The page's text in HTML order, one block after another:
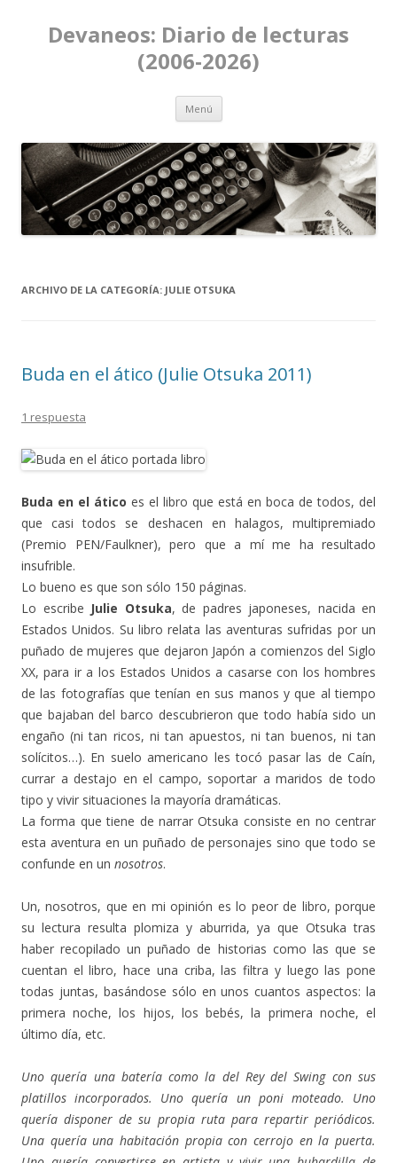
Devaneos: Diario de lecturas
(2006-2026)
Menú Ir al contenido
ARCHIVO DE LA CATEGORÍA: JULIE OTSUKA
Buda en el ático (Julie Otsuka 2011)
1 respuesta
Buda en el ático es el libro que está en boca de todos, del
que casi todos se deshacen en halagos, multipremiado
(Premio PEN/Faulkner), pero que a mí me ha resultado
insufrible.
Lo bueno es que son sólo 150 páginas.
Lo escribe Julie Otsuka, de padres japoneses, nacida en
Estados Unidos. Su libro relata las aventuras sufridas por un
puñado de mujeres que dejaron Japón a comienzos del Siglo
XX, para ir a los Estados Unidos a casarse con los hombres
de las fotografías que tenían en sus manos y que al tiempo
que bajaban del barco descubrieron que todo había sido un
engaño (ni tan ricos, ni tan apuestos, ni tan buenos, ni tan
solícitos…). En suelo americano les tocó pasar las de Caín,
currar a destajo en el campo, soportar a maridos de todo
tipo y vivir situaciones la mayoría dramáticas.
La forma que tiene de narrar Otsuka consiste en no centrar
esta aventura en un puñado de personajes sino que todo se
confunde en un nosotros.
Un, nosotros, que en mi opinión es lo peor de libro, porque
su lectura resulta plomiza y aburrida, ya que Otsuka tras
haber recopilado un puñado de historias como las que se
cuentan el libro, hace una criba, las filtra y luego las pone
todas juntas, basándose sólo en unos cuantos aspectos: la
primera noche, los hijos, los bebés, la primera noche, el
último día, etc.
Uno quería una batería como la del Rey del Swing con sus
platillos incorporados. Uno quería un poni moteado. Uno
quería disponer de su propia ruta para repartir periódicos.
Una quería una habitación propia con cerrojo en la puerta.